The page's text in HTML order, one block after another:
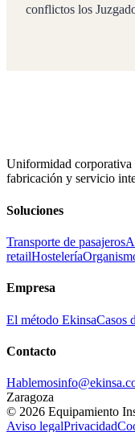
conflictos los
Uniformidad corporativa
fabricación y servicio
Soluciones
Transporte de pasajeros
retailHostelería
Empresa
El método EkinsaCasos
Contacto
Hablemos
Zaragoza
© 2026 Equipamiento
Aviso legalPrivacidad